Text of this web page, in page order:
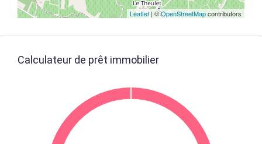
Leaflet| ©OpenStreetMapcontributors
Calculateur de prêt immobilier